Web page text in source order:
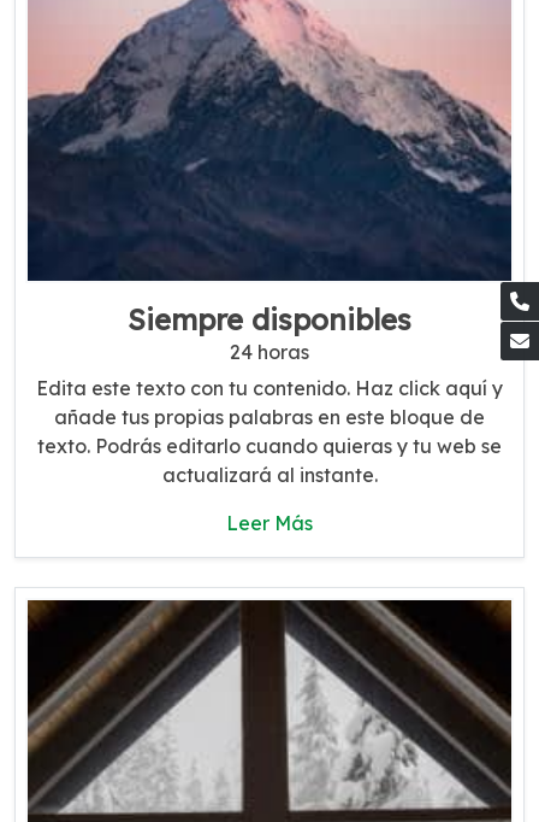
Siempre disponibles
24 horas
Edita este texto con tu contenido. Haz click aquí y
añade tus propias palabras en este bloque de
texto. Podrás editarlo cuando quieras y tu web se
actualizará al instante.
Leer Más